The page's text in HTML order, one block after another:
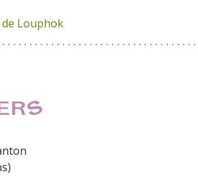
de Louphok